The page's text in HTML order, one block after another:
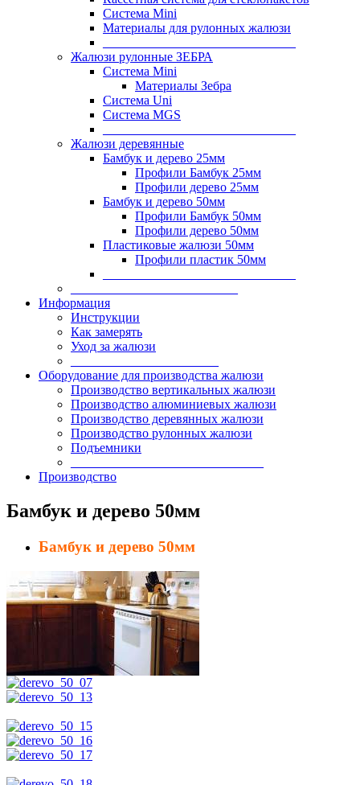
Система Mini
Материалы для рулонных жалюзи
Жалюзи рулонные ЗЕБРА
Система Mini
Материалы Зебра
Система Uni
Система MGS
Жалюзи деревянные
Бамбук и дерево 25мм
Профили Бамбук 25мм
Профили дерево 25мм
Бамбук и дерево 50мм
Профили Бамбук 50мм
Профили дерево 50мм
Пластиковые жалюзи 50мм
Профили пластик 50мм
Информация
Инструкции
Как замерять
Уход за жалюзи
Оборудование для производства жалюзи
Производство вертикальных жалюзи
Производство алюминиевых жалюзи
Производство деревянных жалюзи
Производство рулонных жалюзи
Подъемники
Производство
Бамбук и дерево 50мм
Бамбук и дерево 50мм